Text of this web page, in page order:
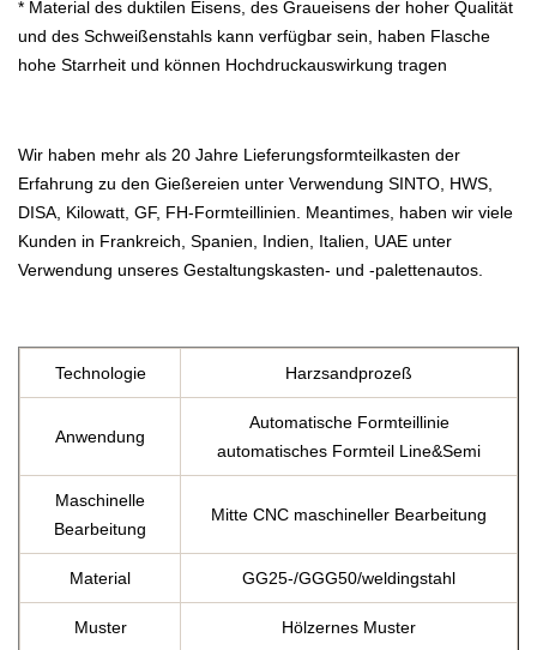
* Material des duktilen Eisens, des Graueisens der hoher Qualität
und des Schweißenstahls kann verfügbar sein, haben Flasche
hohe Starrheit und können Hochdruckauswirkung tragen
Wir haben mehr als 20 Jahre Lieferungsformteilkasten der
Erfahrung zu den Gießereien unter Verwendung SINTO, HWS,
DISA, Kilowatt, GF, FH-Formteillinien. Meantimes, haben wir viele
Kunden in Frankreich, Spanien, Indien, Italien, UAE unter
Verwendung unseres Gestaltungskasten- und -palettenautos.
Technologie Harzsandprozeß
Anwendung
Automatische Formteillinie
automatisches Formteil Line&Semi
Maschinelle
Bearbeitung
Mitte CNC maschineller Bearbeitung
Material GG25-/GGG50/weldingstahl
Muster Hölzernes Muster